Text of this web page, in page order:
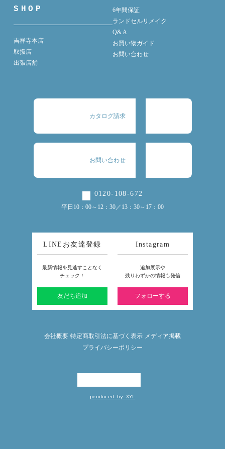
SHOP
吉祥寺本店
取扱店
出張店舗
6年間保証
ランドセルリメイク
Q& A
お買い物ガイド
お問い合わせ
カタログ請求
お問い合わせ
0120-108-672
平日10：00～12：30／13：30～17：00
LINEお友達登録
最新情報を見逃すことなく
チェック！
友だち追加
Instagram
追加展示や
残りわずかの情報も発信
フォローする
会社概要 特定商取引法に基づく表示 メディア掲載
プライバシーポリシー
produced by XYL